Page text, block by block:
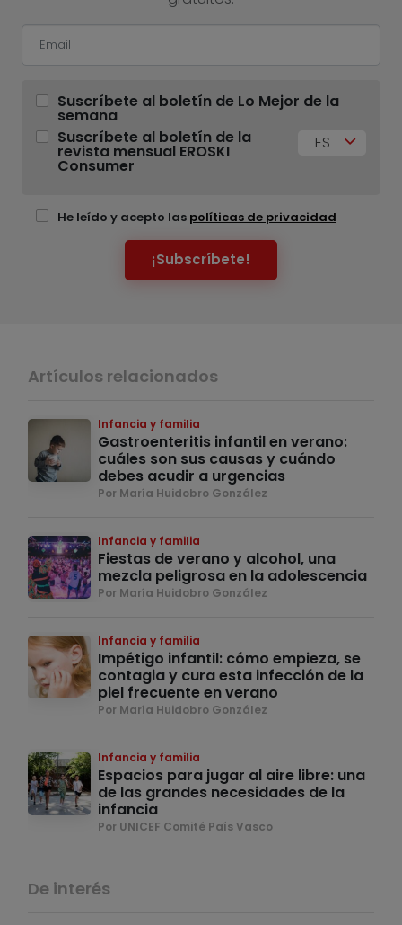
Suscríbete al boletín de Lo Mejor de la
semana
Suscríbete al boletín de la
revista mensual EROSKI
Consumer
ES
He leído y acepto las políticas de privacidad
¡Subscríbete!
Artículos relacionados
Infancia y familia
Gastroenteritis infantil en verano:
cuáles son sus causas y cuándo
debes acudir a urgencias
Por María Huidobro González
Infancia y familia
Fiestas de verano y alcohol, una
mezcla peligrosa en la adolescencia
Por María Huidobro González
Infancia y familia
Impétigo infantil: cómo empieza, se
contagia y cura esta infección de la
piel frecuente en verano
Por María Huidobro González
Infancia y familia
Espacios para jugar al aire libre: una
de las grandes necesidades de la
infancia
Por UNICEF Comité País Vasco
De interés